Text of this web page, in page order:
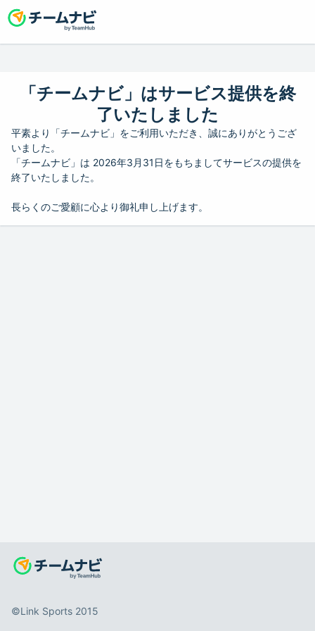
「チームナビ」はサービス提供を終
了いたしました
平素より「チームナビ」をご利用いただき、誠にありがとうござ
いました。
「チームナビ」は 2026年3月31日をもちましてサービスの提供を
終了いたしました。
長らくのご愛顧に心より御礼申し上げます。
©️Link Sports 2015